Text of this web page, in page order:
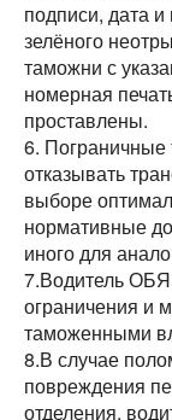
подписи, дата
зелёного
таможни с
номерная
проставлены.
6.
отказывать
выборе
нормативные
иного для
7.Водитель
ограничения и
таможенными
8.В случае
повреждения
отделения,